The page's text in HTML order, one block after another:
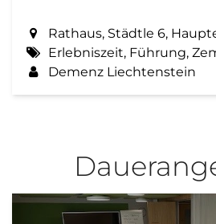
Rathaus, Städtle 6,
Erlebniszeit, Führung, Zemma tua - Senioren
Demenz Liechtenstein